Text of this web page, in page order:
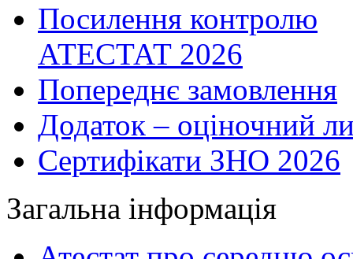
Посилення контролю
АТЕСТАТ 2026
Попереднє замовлення
Додаток – оціночний
Сертифікати ЗНО 2026
Загальна інформація